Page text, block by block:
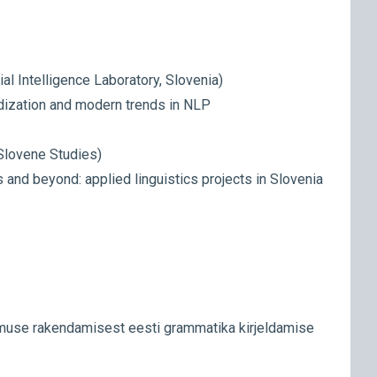
Intelligence Laboratory, Slovenia)
and modern trends in NLP
Studies)
and beyond: applied linguistics projects in Slovenia
rakendamisest eesti grammatika kirjeldamise